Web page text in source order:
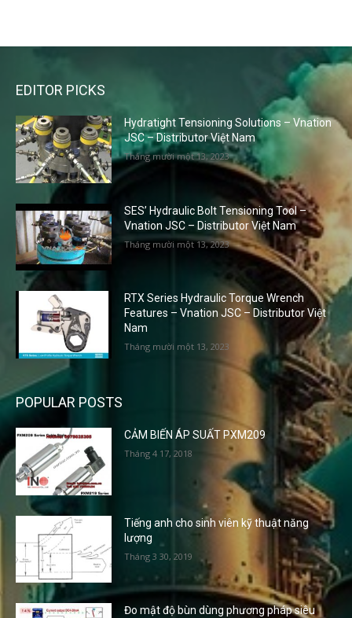
EDITOR PICKS
Hydratight Tensioning Solutions – Vnation
JSC – Distributor Việt Nam
Tháng mười một 13, 2023
SES’ Hydraulic Bolt Tensioning Tool –
Vnation JSC – Distributor Việt Nam
Tháng mười một 13, 2023
RTX Series Hydraulic Torque Wrench
Features – Vnation JSC – Distributor Việt
Nam
Tháng mười một 13, 2023
POPULAR POSTS
CẢM BIẾN ÁP SUẤT PXM209
Tháng 4 17, 2018
Tiếng anh cho sinh viên kỹ thuật năng
lượng
Tháng 3 30, 2019
Đo mật độ bùn dùng phương pháp siêu